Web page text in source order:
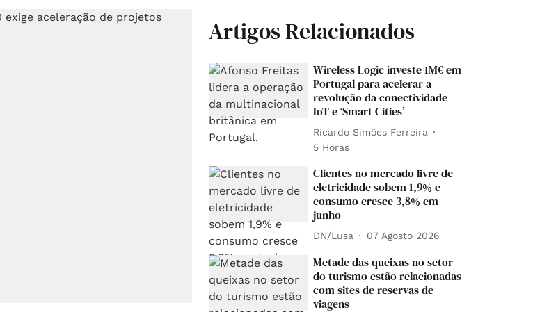
Artigos Relacionados
Wireless Logic investe 1M€ em
Portugal para acelerar a
revolução da conectividade
IoT e ‘Smart Cities’
Ricardo Simões Ferreira
5 Horas
Clientes no mercado livre de
eletricidade sobem 1,9% e
consumo cresce 3,8% em
junho
DN/Lusa 07 Agosto 2026
Metade das queixas no setor
do turismo estão relacionadas
com sites de reservas de
viagens